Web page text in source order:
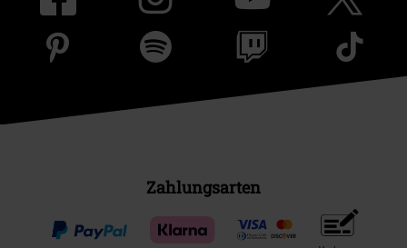
Zahlungsarten